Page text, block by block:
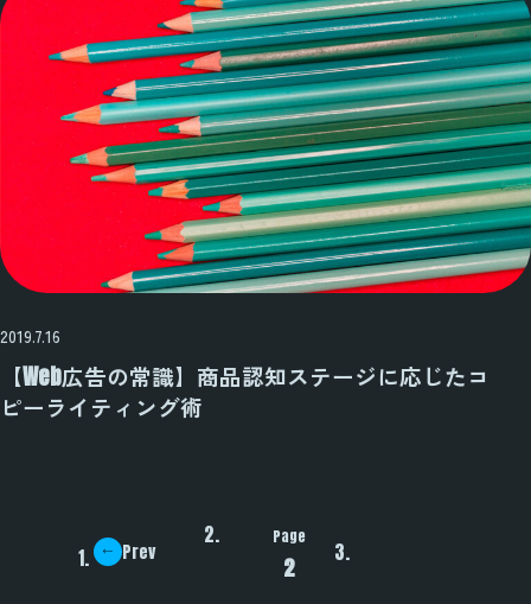
【Web広告の常識】商品認知ステージに応じたコ
ピーライティング術
2019.7.16
Prev
Page
2